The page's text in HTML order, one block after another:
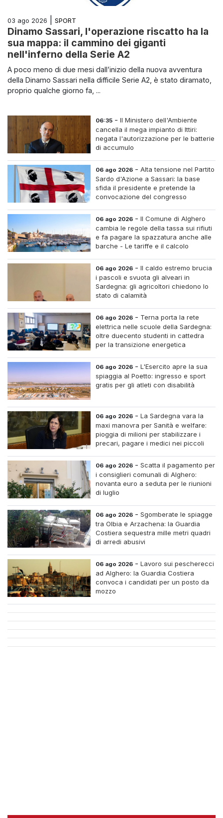
03 ago 2026 SPORT
Dinamo Sassari, l'operazione riscatto ha la
sua mappa: il cammino dei giganti
nell'inferno della Serie A2
A poco meno di due mesi dall’inizio della nuova avventura
della Dinamo Sassari nella difficile Serie A2, è stato diramato,
proprio qualche giorno fa, ...
06:35 -Il Ministero dell'Ambiente
cancella il mega impianto di Ittiri:
negata l'autorizzazione per le batterie
di accumulo
06 ago 2026 -Alta tensione nel Partito
Sardo d'Azione a Sassari: la base
sfida il presidente e pretende la
convocazione del congresso
06 ago 2026 -Il Comune di Alghero
cambia le regole della tassa sui rifiuti
e fa pagare la spazzatura anche alle
barche - Le tariffe e il calcolo
06 ago 2026 -Il caldo estremo brucia
i pascoli e svuota gli alveari in
Sardegna: gli agricoltori chiedono lo
stato di calamità
06 ago 2026 - Terna porta la rete
elettrica nelle scuole della Sardegna:
oltre duecento studenti in cattedra
per la transizione energetica
06 ago 2026 -L'Esercito apre la sua
spiaggia al Poetto: ingresso e sport
gratis per gli atleti con disabilità
06 ago 2026 -La Sardegna vara la
maxi manovra per Sanità e welfare:
pioggia di milioni per stabilizzare i
precari, pagare i medici nei piccoli
06 ago 2026 -Scatta il pagamento per
i consiglieri comunali di Alghero:
novanta euro a seduta per le riunioni
di luglio
06 ago 2026 -Sgomberate le spiagge
tra Olbia e Arzachena: la Guardia
Costiera sequestra mille metri quadri
di arredi abusivi
06 ago 2026 -Lavoro sui pescherecci
ad Alghero: la Guardia Costiera
convoca i candidati per un posto da
mozzo